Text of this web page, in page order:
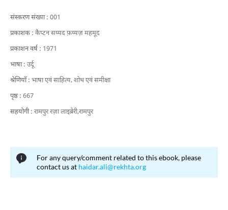
संस्करण संख्या : 001
प्रकाशक : कैप्टन सय्यद फ़य्यज़ महमूद
प्रकाशन वर्ष : 1971
भाषा : उर्दू
श्रेणियाँ : भाषा एवं साहित्य,शोध एवं समीक्षा
पृष्ठ : 667
सहयोगी : रामपुर रज़ा लाइब्रेरी,रामपुर
For any query/comment related to this ebook, please
contact us at haidar.ali@rekhta.org